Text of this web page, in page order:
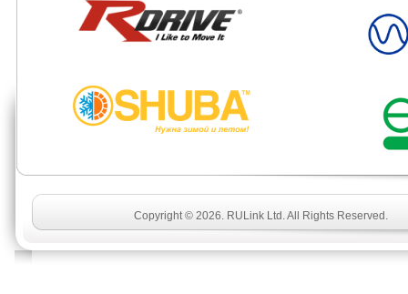
Copyright © 2026. RULink Ltd. All Rights Reserved.